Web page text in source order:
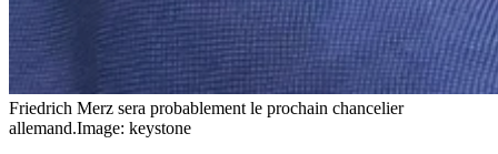
Friedrich Merz sera probablement le prochain chancelier
allemand.Image: keystone